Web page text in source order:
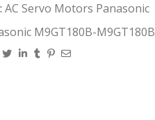
AC Servo Motors Panasonic
M9GT180B-M9GT180B